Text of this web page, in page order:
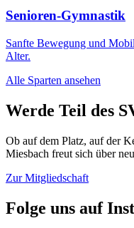
Senioren-Gymnastik
Sanfte Bewegung und
Alter.
Alle Sparten ansehen
Werde Teil des
Ob auf dem Platz, auf der
Miesbach freut sich über
Zur Mitgliedschaft
Folge uns auf